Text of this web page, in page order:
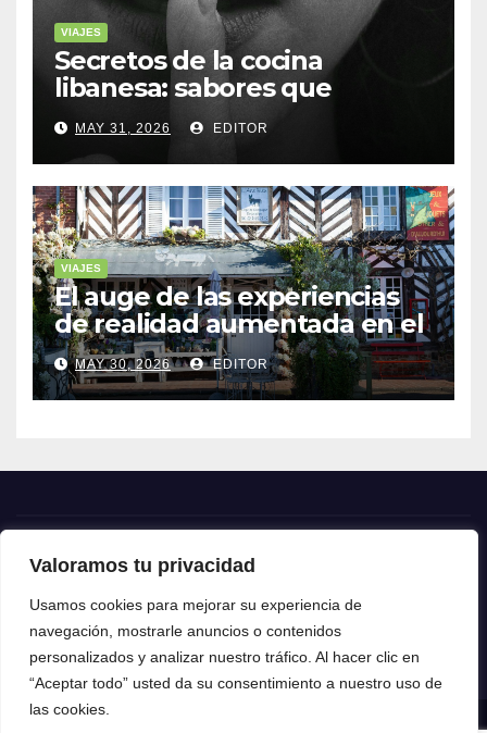
Valoramos tu privacidad
Usamos cookies para mejorar su experiencia de
navegación, mostrarle anuncios o contenidos
personalizados y analizar nuestro tráfico. Al hacer clic en
“Aceptar todo” usted da su consentimiento a nuestro uso de
las cookies.
VIAJES
Secretos de la cocina
libanesa: sabores que
cuentan historias
MAY 31, 2026 EDITOR
VIAJES
El auge de las experiencias
de realidad aumentada en el
turismo
MAY 30, 2026 EDITOR
Crónica24
Crónica 24